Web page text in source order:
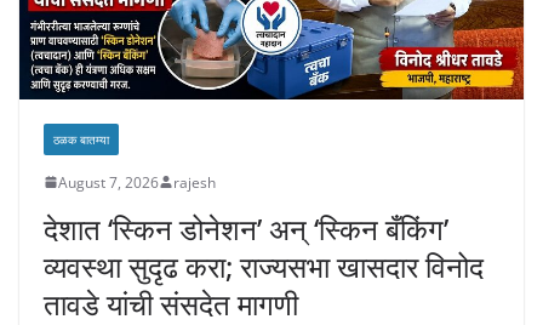
ठळक बातम्या
August 7, 2026 rajesh
देशात ‘स्किन डोनेशन’ अन् ‘स्किन बँकिंग’
व्यवस्था सुदृढ करा; राज्यसभा खासदार विनोद
तावडे यांची संसदेत मागणी